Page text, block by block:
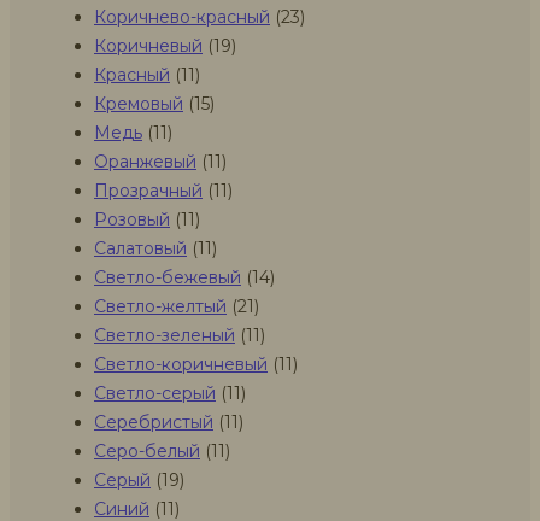
Коричнево-красный (23)
Коричневый (19)
Красный (11)
Кремовый (15)
Медь (11)
Оранжевый (11)
Прозрачный (11)
Розовый (11)
Салатовый (11)
Светло-бежевый (14)
Светло-желтый (21)
Светло-зеленый (11)
Светло-коричневый (11)
Светло-серый (11)
Серебристый (11)
Серо-белый (11)
Серый (19)
Синий (11)